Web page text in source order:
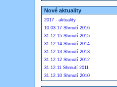
Nové aktuality
2017 - aktuality
10.03.17 Shrnutí 2016
31.12.15 Shrnutí 2015
31.12.14 Shrnutí 2014
31.12.13 Shrnutí 2013
31.12.12 Shrnutí 2012
31.12.11 Shrnutí 2011
31.12.10 Shrnutí 2010